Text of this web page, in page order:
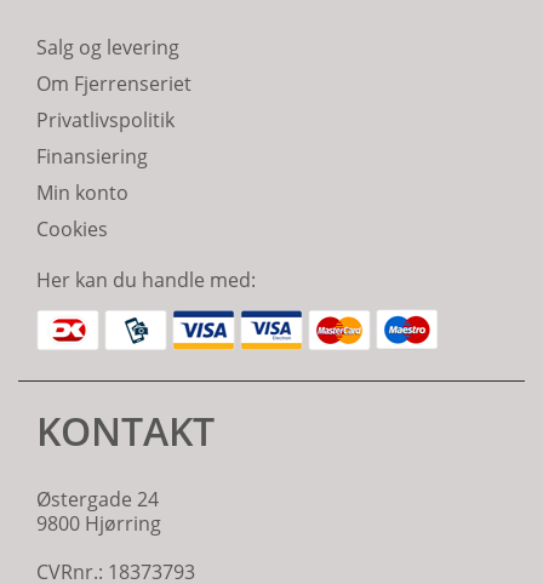
Salg og levering
Om Fjerrenseriet
Privatlivspolitik
Finansiering
Min konto
Cookies
Her kan du handle med:
KONTAKT
Østergade 24
9800 Hjørring
CVRnr.: 18373793